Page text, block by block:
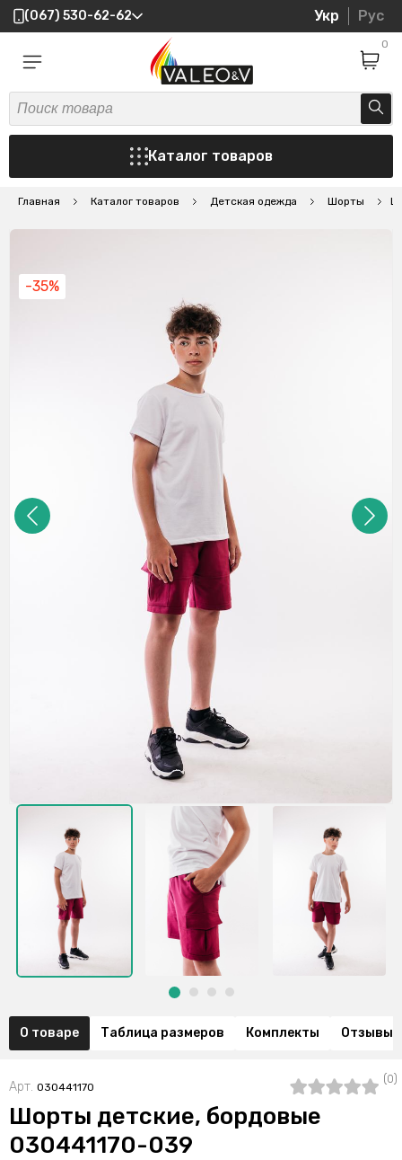
(067) 530-62-62 Укр Рус
0
Каталог товаров
Главная Каталог товаров Детская одежда Шорты
-35%
О товаре Таблица размеров Комплекты Отзывы
Арт. 030441170
(0)
Шорты детские, бордовые
030441170-039